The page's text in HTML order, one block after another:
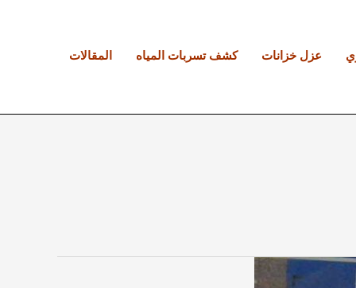
عزل خزانات كشف تسربات المياه المقالات